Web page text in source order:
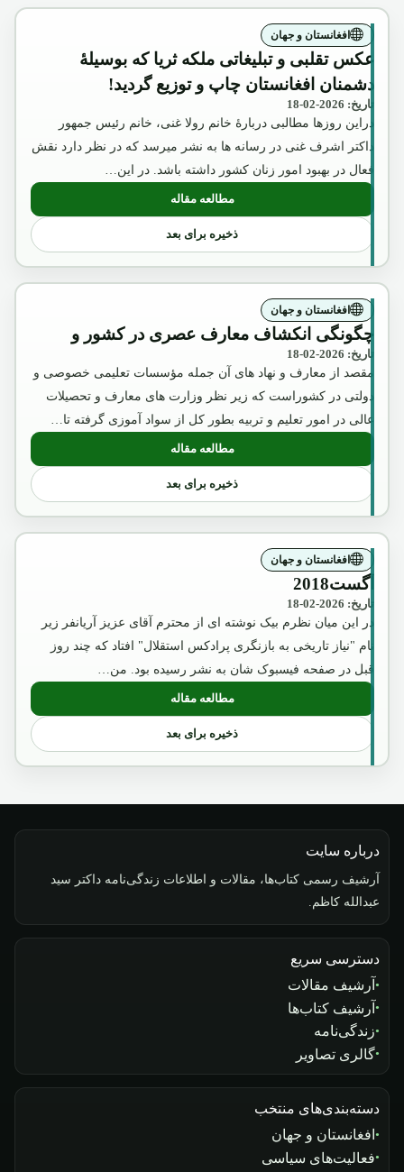
افغانستان و جهان
عکس تقلبی و تبلیغاتی ملکه ثریا که بوسیلۀ
دشمنان افغانستان چاپ و توزیع گردید!
تاریخ: 2026-02-18
دراین روزها مطالبی دربارۀ خانم رولا غنی، خانم رئیس جمهور
داکتر اشرف غنی در رسانه ها به نشر میرسد که در نظر دارد نقش
فعال در بهبود امور زنان کشور داشته باشد. در این…
مطالعه مقاله: عکس تقلبی و تبلیغاتی ملکه ثریا که
ذخیره برای بعد
افغانستان و جهان
چگونگی انکشاف معارف عصری در کشور و
تاریخ: 2026-02-18
مقصد از معارف و نهاد های آن جمله مؤسسات تعلیمی خصوصی و
دولتی در کشوراست که زیر نظر وزارت های معارف و تحصیلات
عالی در امور تعلیم و تربیه بطور کل از سواد آموزی گرفته تا…
مطالعه مقاله: چگونگی انکشاف معارف عصری در کشور
ذخیره برای بعد
افغانستان و جهان
آگست2018
تاریخ: 2026-02-18
در این میان نظرم بیک نوشته ای از محترم آقای عزیز آریانفر زیر
نام "نیاز تاریخی به بازنگری پرادکس استقلال" افتاد که چند روز
قبل در صفحه فیسبوک شان به نشر رسیده بود. من…
مطالعه مقاله
: آگست2018
ذخیره برای بعد
درباره سایت
آرشیف رسمی کتاب‌ها، مقالات و اطلاعات زندگی‌نامه داکتر سید
عبدالله کاظم.
دسترسی سریع
آرشیف مقالات
آرشیف کتاب‌ها
زندگی‌نامه
گالری تصاویر
دسته‌بندی‌های منتخب
افغانستان و جهان
فعالیت‌های سیاسی